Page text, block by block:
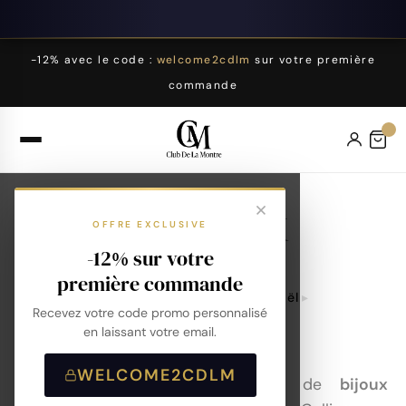
-12% avec le code : welcome2cdlm sur votre première
commande
OFFRE EXCLUSIVE
-12% sur votre
première commande
Recevez votre code promo personnalisé
en laissant votre email.
WELCOME2CDLM
Bijoux
Sélection Noël
Cadeaux Pour Femmes
Découvrez un vaste choix de bijoux